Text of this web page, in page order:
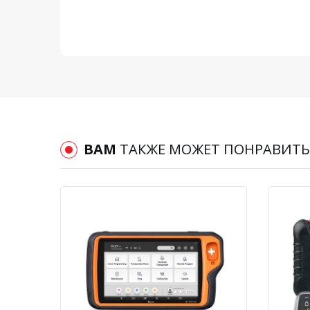
ВАМ ТАКЖЕ МОЖЕТ